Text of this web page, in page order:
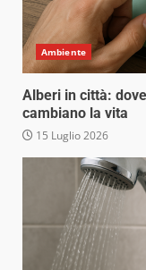
Ambiente
Alberi in città:
cambiano la vita
15 Luglio 2026